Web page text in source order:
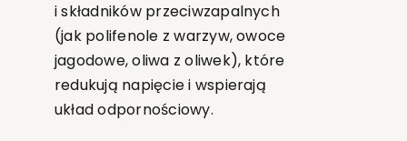
i składników przeciwzapalnych
(jak polifenole z warzyw, owoce
jagodowe, oliwa z oliwek), które
redukują napięcie i wspierają
układ odpornościowy.